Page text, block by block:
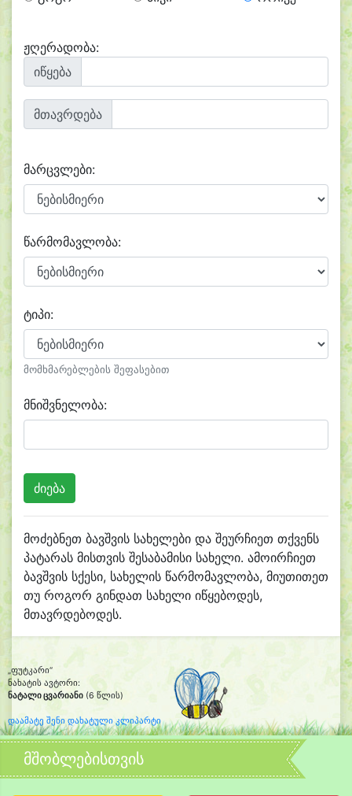
ჟღერადობა:
იწყება
მთავრდება
მარცვლები:
წარმომავლობა:
ტიპი:
მომხმარებლების შეფასებით
მნიშვნელობა:
მოძებნეთ ბავშვის სახელები და შეურჩიეთ თქვენს
პატარას მისთვის შესაბამისი სახელი. ამოირჩიეთ
ბავშვის სქესი, სახელის წარმომავლობა, მიუთითეთ
თუ როგორ გინდათ სახელი იწყებოდეს,
მთავრდებოდეს.
„ფუტკარი“
ნახატის ავტორი:
ნატალი ცვარიანი (6 წლის)
დაამატე შენი დახატული კლიპარტი
მშობლებისთვის